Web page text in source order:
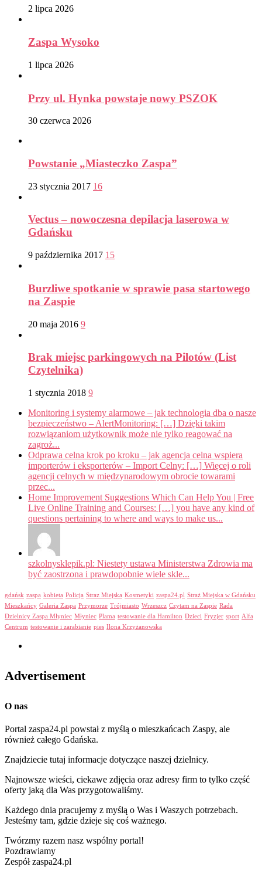
2 lipca 2026
Zaspa Wysoko
1 lipca 2026
Przy ul. Hynka powstaje nowy PSZOK
30 czerwca 2026
Powstanie „Miasteczko Zaspa”
23 stycznia 2017 16
Vectus – nowoczesna depilacja laserowa w
Gdańsku
9 października 2017 15
Burzliwe spotkanie w sprawie pasa startowego
na Zaspie
20 maja 2016 9
Brak miejsc parkingowych na Pilotów (List
Czytelnika)
1 stycznia 2018 9
Monitoring i systemy alarmowe – jak technologia dba o nasze
bezpieczeństwo – AlertMonitoring: […] Dzięki takim
rozwiązaniom użytkownik może nie tylko reagować na
zagroż...
Odprawa celna krok po kroku – jak agencja celna wspiera
importerów i eksporterów – Import Celny: […] Więcej o roli
agencji celnych w międzynarodowym obrocie towarami
przec...
Home Improvement Suggestions Which Can Help You | Free
Live Online Training and Courses: […] you have any kind of
questions pertaining to where and ways to make us...
szkolnysklepik.pl: Niestety ustawa Ministerstwa Zdrowia ma
być zaostrzona i prawdopobnie wiele skle...
gdańsk zaspa kobieta Policja Straz Miejska Kosmetyki zaspa24.pl Straż Miejska w Gdańsku
Mieszkańcy Galeria Zaspa Przymorze Trójmiasto Wrzeszcz Czytam na Zaspie Rada
Dzielnicy Zaspa Młyniec Młyniec Plama testowanie dla Hamilton Dzieci Fryzjer sport Alfa
Centrum testowanie i zarabianie pies Ilona Krzyżanowska
Advertisement
O nas
Portal zaspa24.pl powstał z myślą o mieszkańcach Zaspy, ale
również całego Gdańska.
Znajdziecie tutaj informacje dotyczące naszej dzielnicy.
Najnowsze wieści, ciekawe zdjęcia oraz adresy firm to tylko część
oferty jaką dla Was przygotowaliśmy.
Każdego dnia pracujemy z myślą o Was i Waszych potrzebach.
Jesteśmy tam, gdzie dzieje się coś ważnego.
Twórzmy razem nasz wspólny portal!
Pozdrawiamy
Zespół zaspa24.pl